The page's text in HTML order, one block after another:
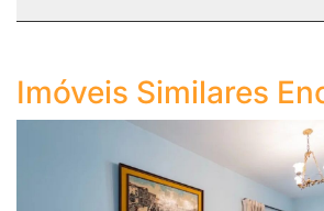
Imóveis Similares